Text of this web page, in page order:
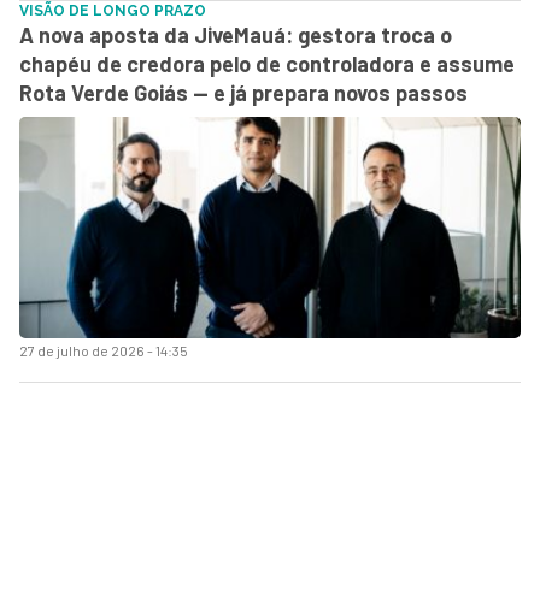
27 de julho de 2026 - 14:35
VISÃO DE LONGO PRAZO
A nova aposta da JiveMauá: gestora troca o
chapéu de credora pelo de controladora e assume
Rota Verde Goiás — e já prepara novos passos